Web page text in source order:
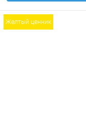
желтый ценник